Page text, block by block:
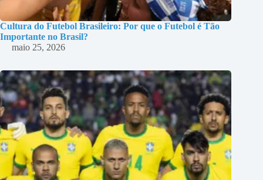
Cultura do Futebol Brasileiro: Por que o Futebol é Tão
Importante no Brasil?
maio 25, 2026